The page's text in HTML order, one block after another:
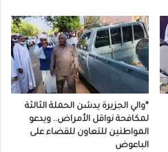
*والي الجزيرة يدشن الحملة الثالثة
لمكافحة نواقل الأمراض.. ويدعو
المواطنين للتعاون للقضاء على
الباعوض